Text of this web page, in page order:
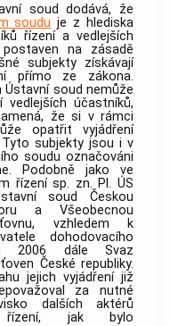
soud dodává, že
soudu je z hlediska
řízení a vedlejších
na zásadě
subjekty získávají
přímo ze zákona.
Ústavní soud nemůže
vedlejších účastníků,
že si v rámci
opatřit vyjádření
subjekty jsou i v
soudu označováni
Podobně jako ve
řízení sp. zn. Pl. ÚS
soud
Českou
a Všeobecnou
vzhledem k
dohodovacího
2006 dále Svaz
České republiky.
jejich vyjádření již
za nutné
dalších aktérů
řízení, jak bylo